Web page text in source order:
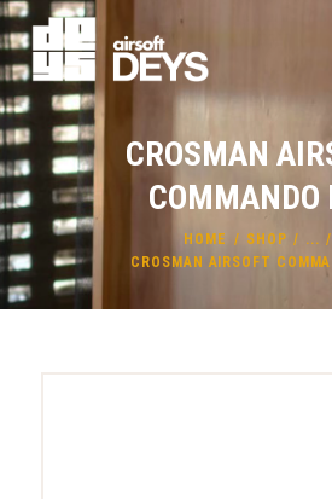
CROSMAN
COMMANDO
HOME SHOP
...
CROSMAN AIRSOFT